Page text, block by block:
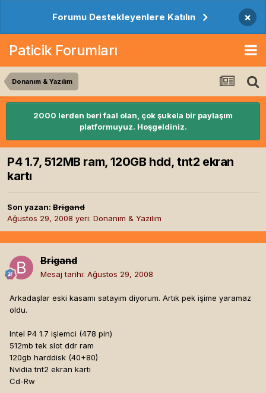
Forumu Destekleyenlere Katılın ×
Paticik Forumları
Donanım & Yazılım
2000 lerden beri faal olan, çok şukela bir paylaşım
platformuyuz. Hoşgeldiniz.
P4 1.7, 512MB ram, 120GB hdd, tnt2 ekran
kartı
Son yazan: Brigand
Ağustos 29, 2008 yeri: Donanım & Yazılım
Brigand
Mesaj tarihi: Ağustos 29, 2008
Arkadaşlar eski kasamı satayım diyorum. Artık pek işime yaramaz
oldu.
Intel P4 1.7 işlemci (478 pin)
512mb tek slot ddr ram
120gb harddisk (40+80)
Nvidia tnt2 ekran kartı
Cd-Rw